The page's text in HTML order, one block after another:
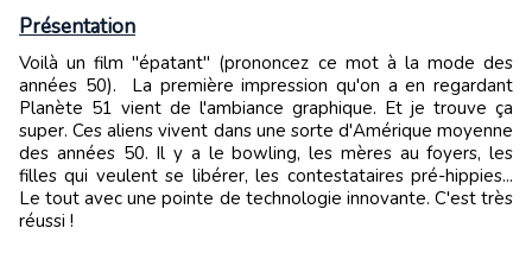
Présentation
Voilà un film "épatant" (prononcez ce mot à la mode des
années 50). La première impression qu'on a en regardant
Planète 51 vient de l'ambiance graphique. Et je trouve ça
super. Ces aliens vivent dans une sorte d'Amérique moyenne
des années 50. Il y a le bowling, les mères au foyers, les
filles qui veulent se libérer, les contestataires pré-hippies...
Le tout avec une pointe de technologie innovante. C'est très
réussi !